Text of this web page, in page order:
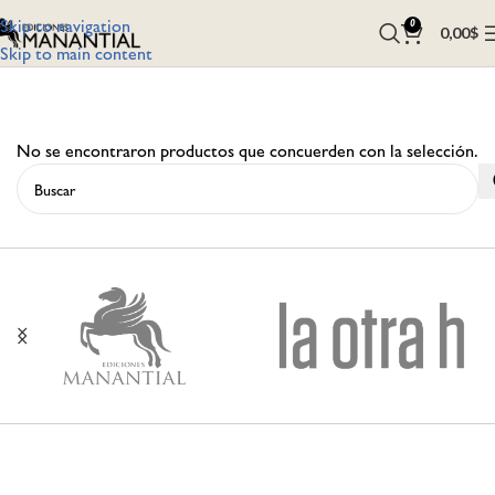
Skip to navigation
Skip to main content
0 0,00$
No se encontraron productos que concuerden con la selección.